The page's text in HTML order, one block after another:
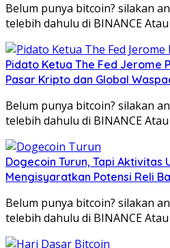
Belum punya bitcoin? silakan
telebih dahulu di BINANCE
Pidato Ketua The Fed Jerome
Pasar Kripto dan Global
Belum punya bitcoin? silakan
telebih dahulu di BINANCE
Dogecoin Turun, Tapi Aktivitas
Mengisyaratkan Potensi Reli
Belum punya bitcoin? silakan
telebih dahulu di BINANCE